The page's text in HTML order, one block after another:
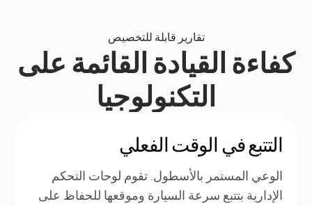
تقارير قابلة للتخصيص
كفاءة القيادة القائمة على
التكنولوجيا
التتبع في الوقت الفعلي
الوعي المستمر بالأسطول. تقوم لوحات التحكم
الإدارية بتتبع سرعة السيارة وموقعها للحفاظ على